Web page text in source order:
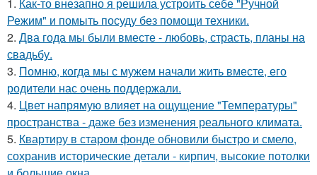
Режим" и помыть посуду без помощи техники.
2. Два года мы были вместе - любовь, страсть, планы на
свадьбу.
3. Помню, когда мы с мужем начали жить вместе, его
родители нас очень поддержали.
4. Цвет напрямую влияет на ощущение "Температуры"
пространства - даже без изменения реального климата.
5. Квартиру в старом фонде обновили быстро и смело,
сохранив исторические детали - кирпич, высокие потолки